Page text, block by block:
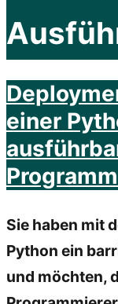
einer
Sie haben mit
Python ein
und möchten,